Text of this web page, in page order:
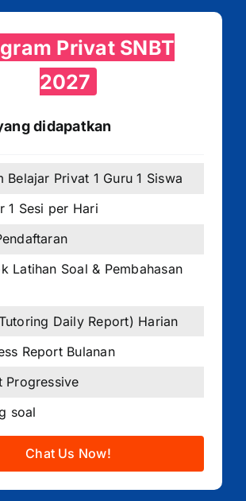
Privat SNBT
2027
didapatkan
Belajar Privat 1 Guru 1 Siswa
1 Sesi per Hari
Latihan Soal & Pembahasan
Daily Report) Harian
Report Bulanan
Progressive
soal
Chat Us Now!